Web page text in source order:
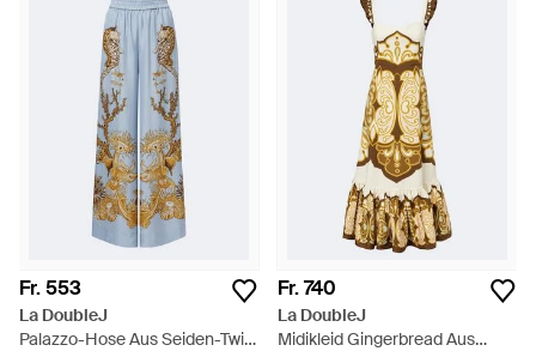
Fr. 553
La DoubleJ
Palazzo-Hose Aus Seiden-Twill
Fr. 740
La DoubleJ
Midikleid Gingerbread Aus